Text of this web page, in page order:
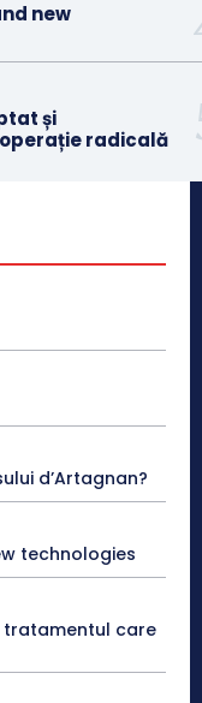
new
și
radicală
d’Artagnan?
technologies
tratamentul care